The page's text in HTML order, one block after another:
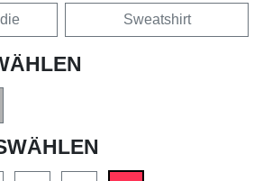
Sweatshirt